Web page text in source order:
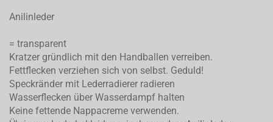
Anilinleder
= transparent
Kratzer gründlich mit den Handballen verreiben.
Fettflecken verziehen sich von selbst. Geduld!
Speckränder mit Lederradierer radieren
Wasserflecken über Wasserdampf halten
Keine fettende Nappacreme verwenden.